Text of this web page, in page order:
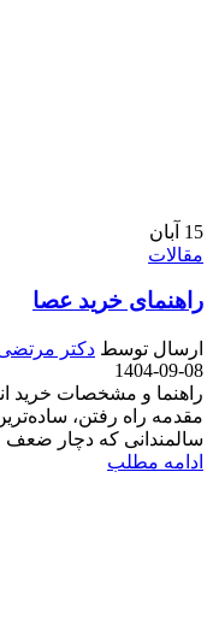
15 آبان
مقالات
راهنمای خرید عصا
ارسال توسط دکتر
1404-09-08
راهنما و مشخصات خرید
مقدمه راه رفتن،
سالمندانی که دچار
ادامه مطلب